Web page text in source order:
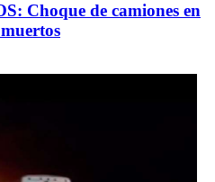
Choque de camiones en